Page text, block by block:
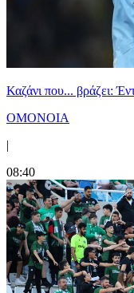
Καζάνι που... βράζει:
ΟΜΟΝΟΙΑ
|
08:40